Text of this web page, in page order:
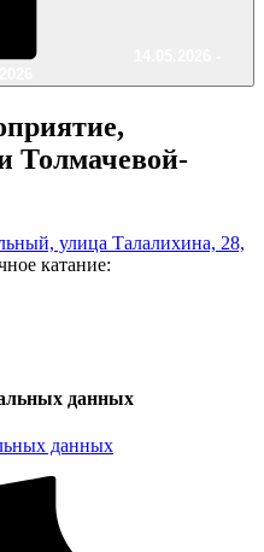
Толмачевой-
улица Талалихина, 28,
катание:
данных
данных